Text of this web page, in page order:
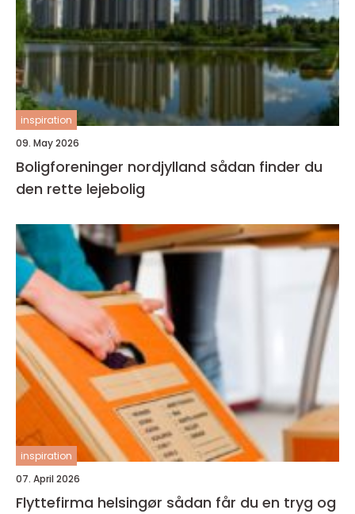
inspiration
09. May 2026
Boligforeninger nordjylland sådan finder du
den rette lejebolig
inspiration
07. April 2026
Flyttefirma helsingør sådan får du en tryg og